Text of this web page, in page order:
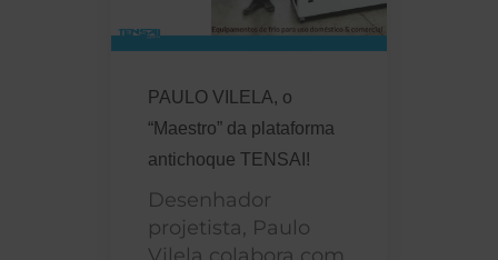
PAULO VILELA, o
“Maestro” da plataforma
antichoque TENSAI!
Desenhador
projetista, Paulo
Vilela colabora com